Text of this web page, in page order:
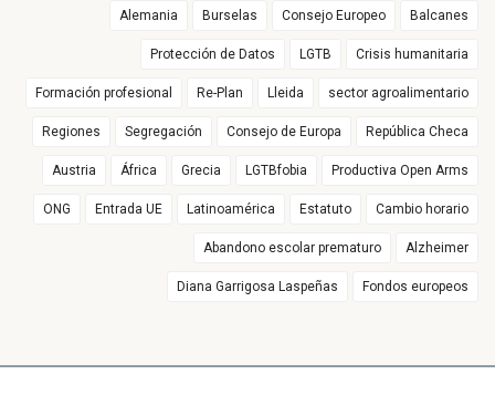
Alemania Burselas Consejo Europeo Balcanes
Protección de Datos LGTB Crisis humanitaria
Formación profesional Re-Plan Lleida sector agroalimentario
Regiones Segregación Consejo de Europa República Checa
Austria África Grecia LGTBfobia Productiva Open Arms
ONG Entrada UE Latinoamérica Estatuto Cambio horario
Abandono escolar prematuro Alzheimer
Diana Garrigosa Laspeñas Fondos europeos